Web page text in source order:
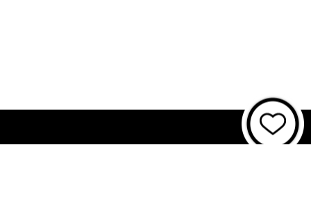
個人情報保護方針